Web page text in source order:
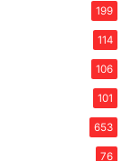
199
114
106
101
653
76